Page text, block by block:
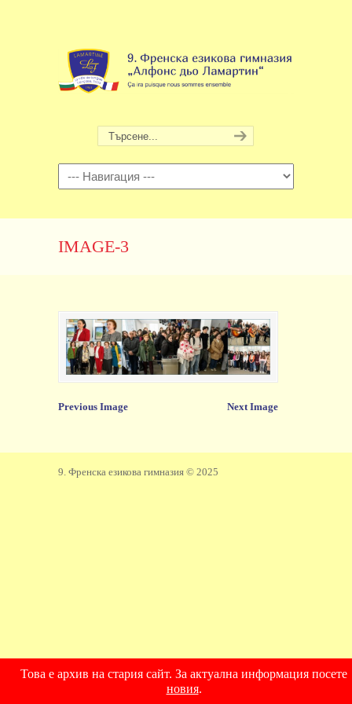
Навигация
IMAGE-3
Previous Image Next Image
9. Френска езикова гимназия © 2025
Това е архив на стария сайт. За актуална информация посете
новия.